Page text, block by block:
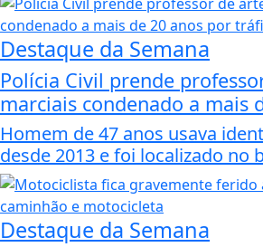
Destaque da Semana
Polícia Civil prende
marciais condenado a mais
Homem de 47 anos usava
desde 2013 e foi localizado no
Destaque da Semana